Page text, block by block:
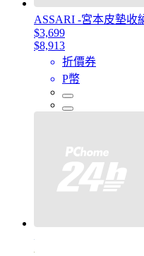
ASSARI -宮本皮墊收
$3,699
$8,913
折價券
P幣